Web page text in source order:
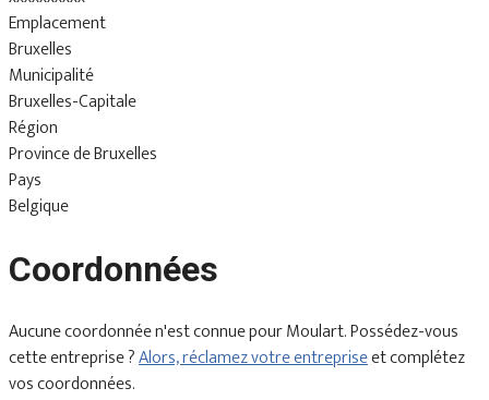
Emplacement
Bruxelles
Municipalité
Bruxelles-Capitale
Région
Province de Bruxelles
Pays
Belgique
Coordonnées
Aucune coordonnée n'est connue pour Moulart. Possédez-vous
cette entreprise ?Alors, réclamez votre entrepriseet complétez
vos coordonnées.